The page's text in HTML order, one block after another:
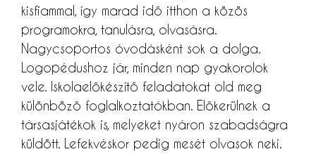
kisfiammal, így marad idő itthon a közös
programokra, tanulásra, olvasásra.
Nagycsoportos óvodásként sok a dolga.
Logopédushoz jár, minden nap gyakorolok
vele. Iskolaelőkészítő feladatokat old meg
különböző foglalkoztatókban. Előkerülnek a
társasjátékok is, melyeket nyáron szabadságra
küldött. Lefekvéskor pedig mesét olvasok neki.